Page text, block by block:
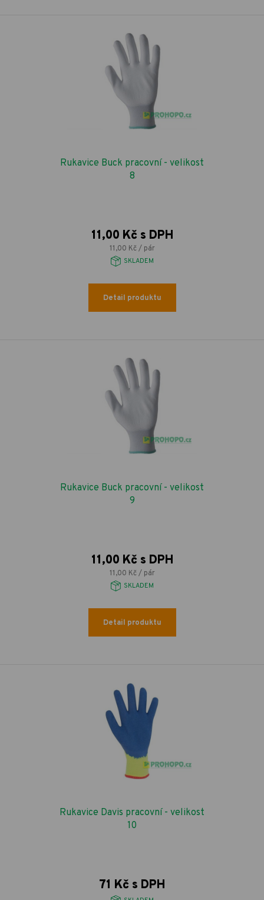
Rukavice Buck pracovní - velikost
8
11,00 Kč s DPH
11,00 Kč / pár
SKLADEM
Detail produktu
Rukavice Buck pracovní - velikost
9
11,00 Kč s DPH
11,00 Kč / pár
SKLADEM
Detail produktu
Rukavice Davis pracovní - velikost
10
71 Kč s DPH